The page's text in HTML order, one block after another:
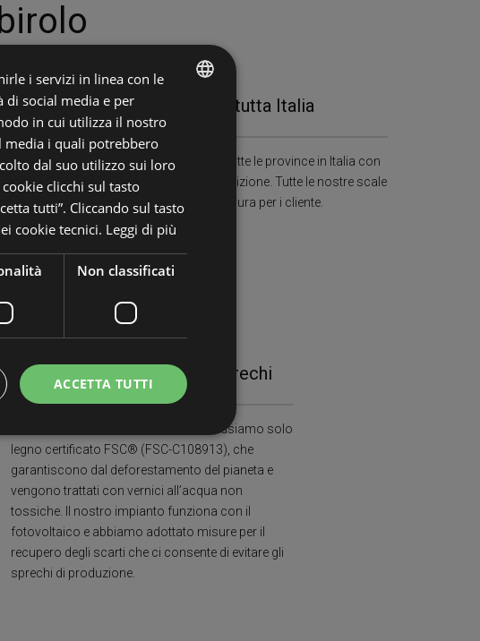
Presenti in tutta Italia
Copertura capillare di tutte le province in Italia con
un tecnico a tua disposizione. Tutte le nostre scale
sono progettata su misura per i cliente.
Sostenibilità e Zero Sprechi
Attenzione all’ambiente ed alla salute: usiamo solo
legno certificato FSC® (FSC-C108913), che
garantiscono dal deforestamento del pianeta e
vengono trattati con vernici all’acqua non
tossiche. Il nostro impianto funziona con il
fotovoltaico e abbiamo adottato misure per il
recupero degli scarti che ci consente di evitare gli
sprechi di produzione.
i servizi in linea con le
di social media e per
in cui utilizza il nostro
media i quali potrebbero
dal suo utilizzo sui loro
clicchi sul tasto
tutti”. Cliccando sul tasto
cookie tecnici. Leggi di più
Non classificati
ACCETTA TUTTI
Non classificati
dell'utente e la gestione
basate sul linguaggio
generico utilizzato per